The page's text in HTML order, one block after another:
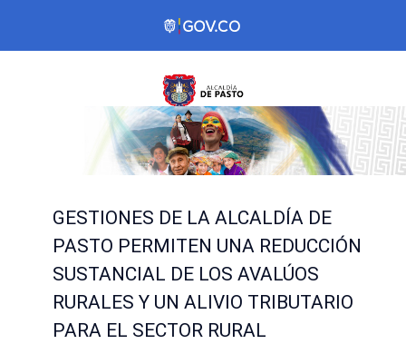
GESTIONES DE LA ALCALDÍA DE
PASTO PERMITEN UNA REDUCCIÓN
SUSTANCIAL DE LOS AVALÚOS
RURALES Y UN ALIVIO TRIBUTARIO
PARA EL SECTOR RURAL